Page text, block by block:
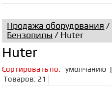
Продажа оборудования /
Бензопилы / Huter
Huter
Сортировать по: умолчанию |
Товаров: 21